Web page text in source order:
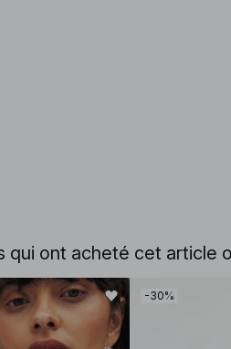
qui ont acheté cet article
-30%